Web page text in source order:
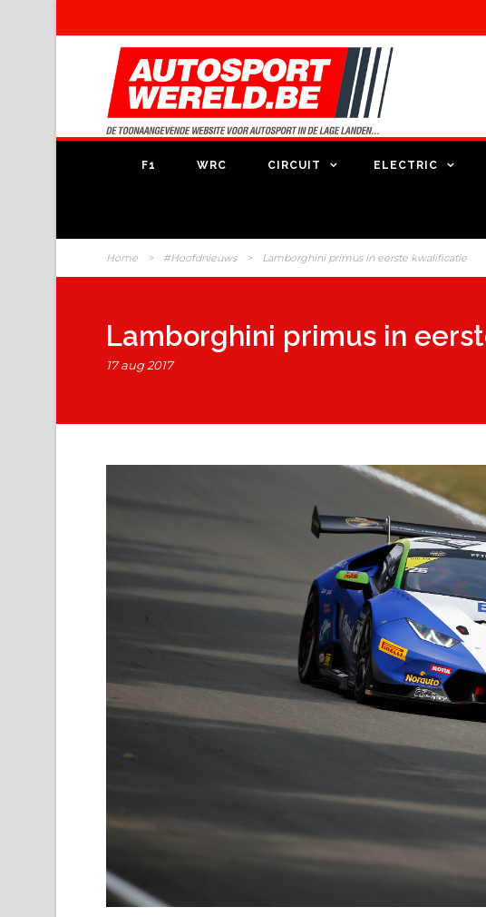
F1 WRC CIRCUIT ELECTRIC
Home > #Hoofdnieuws > Lamborghini primus in eerste kwalificatie
Lamborghini primus in
17 aug 2017